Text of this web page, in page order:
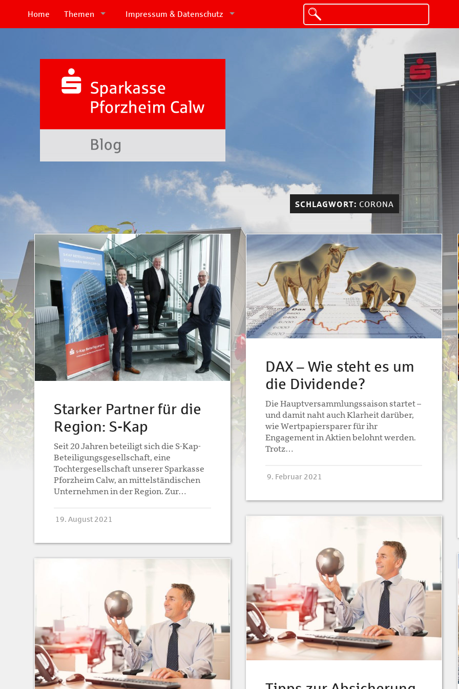
Home Themen Impressum & Datenschutz
SCHLAGWORT: CORONA
Starker Partner für die
Region: S-Kap
Seit 20 Jahren beteiligt sich die S-Kap-
Beteiligungsgesellschaft, eine
Tochtergesellschaft unserer Sparkasse
Pforzheim Calw, an mittelständischen
Unternehmen in der Region. Zur…
19. August 2021
DAX – Wie steht es um
die Dividende?
Die Hauptversammlungssaison startet –
und damit naht auch Klarheit darüber,
wie Wertpapiersparer für ihr
Engagement in Aktien belohnt werden.
Trotz…
9. Februar 2021